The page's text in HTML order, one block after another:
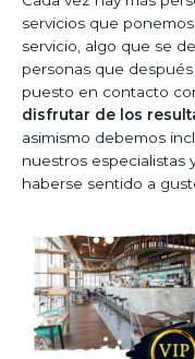
servicios que
servicio, algo que se
personas que
puesto en contacto
disfrutar de los
asimismo debemos
nuestros especialistas
haberse sentido a